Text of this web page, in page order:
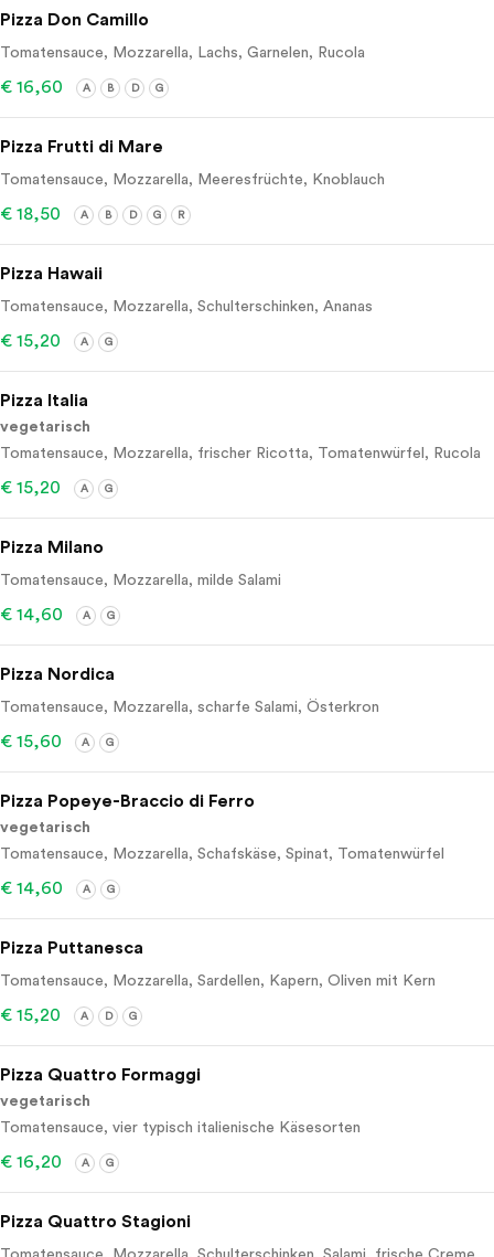
Pizza Don Camillo
Tomatensauce, Mozzarella, Lachs, Garnelen, Rucola
€ 16,60 A B D G
Pizza Frutti di Mare
Tomatensauce, Mozzarella, Meeresfrüchte, Knoblauch
€ 18,50 A B D G R
Pizza Hawaii
Tomatensauce, Mozzarella, Schulterschinken, Ananas
€ 15,20 A G
Pizza Italia
vegetarisch
Tomatensauce, Mozzarella, frischer Ricotta, Tomatenwürfel, Rucola
€ 15,20 A G
Pizza Milano
Tomatensauce, Mozzarella, milde Salami
€ 14,60 A G
Pizza Nordica
Tomatensauce, Mozzarella, scharfe Salami, Österkron
€ 15,60 A G
Pizza Popeye-Braccio di Ferro
vegetarisch
Tomatensauce, Mozzarella, Schafskäse, Spinat, Tomatenwürfel
€ 14,60 A G
Pizza Puttanesca
Tomatensauce, Mozzarella, Sardellen, Kapern, Oliven mit Kern
€ 15,20 A D G
Pizza Quattro Formaggi
vegetarisch
Tomatensauce, vier typisch italienische Käsesorten
€ 16,20 A G
Pizza Quattro Stagioni